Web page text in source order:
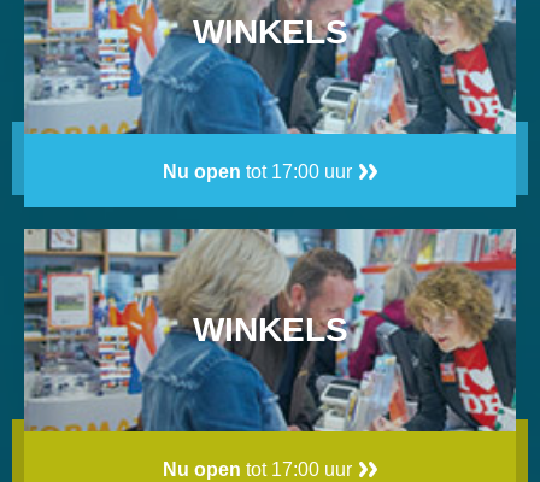
WINKELS
Nu open tot 17:00 uur
WINKELS
Nu open tot 17:00 uur